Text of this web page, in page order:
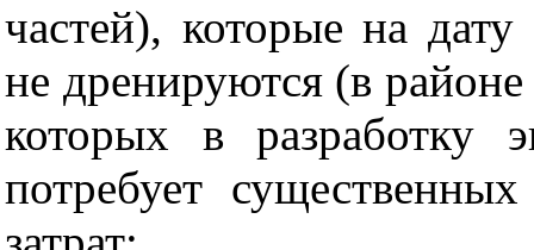
частей), которые на
не дренируются (в
которых в разработку
потребует